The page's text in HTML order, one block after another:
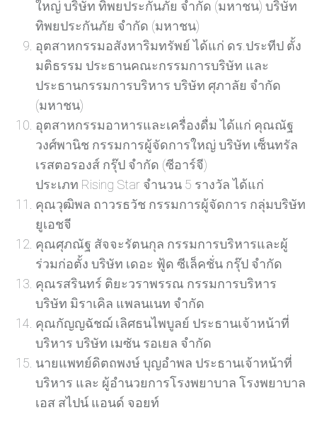
ใหญ่ บริษัท ทิพยประกันภัย จำกัด (มหาชน) บริษัท
ทิพยประกันภัย จำกัด (มหาชน)
อุตสาหกรรมอสังหาริมทรัพย์ ได้แก่ ดร.ประทีป ตั้ง
มติธรรม ประธานคณะกรรมการบริษัท และ
ประธานกรรมการบริหาร บริษัท ศุภาลัย จำกัด
(มหาชน)
อุตสาหกรรมอาหารและเครื่องดื่ม ได้แก่ คุณณัฐ
วงศ์พานิช กรรมการผู้จัดการใหญ่ บริษัท เซ็นทรัล
เรสตอรองส์ กรุ๊ป จำกัด (ซีอาร์จี)
ประเภท Rising Star จำนวน 5 รางวัล ได้แก่
คุณวุฒิพล ถาวรธวัช กรรมการผู้จัดการ กลุ่มบริษัท
ยูเอชจี
คุณศุภณัฐ สัจจะรัตนกุล กรรมการบริหารและผู้
ร่วมก่อตั้ง บริษัท เดอะ ฟู้ด ซีเล็คชั่น กรุ๊ป จำกัด
คุณรสรินทร์ ติยะวราพรรณ กรรมการบริหาร
บริษัท มิราเคิล แพลนเนท จำกัด
คุณกัญญฉัชฌ์ เลิศธนไพบูลย์ ประธานเจ้าหน้าที่
บริหาร บริษัท เมซัน รอเยล จำกัด
นายแพทย์ดิตถพงษ์ บุญอำพล ประธานเจ้าหน้าที่
บริหาร และ ผู้อำนวยการโรงพยาบาล โรงพยาบาล
เอส สไปน์ แอนด์ จอยท์